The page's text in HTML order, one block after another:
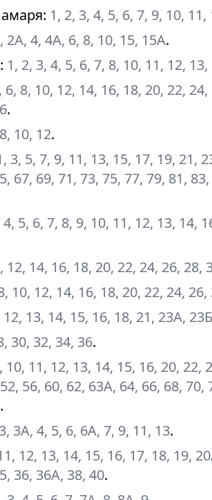
: 1, 2, 3, 4, 5, 6, 7, 9, 10,
2А, 4, 4А, 6, 8, 10, 15, 15А.
: 1, 2, 3, 4, 5, 6, 7, 8, 10, 11, 12,
6, 8, 10, 12, 14, 16, 18, 20, 22,
.
10, 12.
3, 5, 7, 9, 11, 13, 15, 17, 19, 21,
67, 69, 71, 73, 75, 77, 79, 81,
4, 5, 6, 7, 8, 9, 10, 11, 12, 13, 14,
12, 14, 16, 18, 20, 22, 24, 26, 28,
10, 12, 14, 16, 18, 20, 22, 24,
12, 13, 14, 15, 16, 18, 21, 23А,
30, 32, 34, 36.
10, 11, 12, 13, 14, 15, 16, 20,
56, 60, 62, 63А, 64, 66, 68,
.
3А, 4, 5, 6, 6А, 7, 9, 11, 13.
12, 13, 14, 15, 16, 17, 18, 19,
36, 36А, 38, 40.